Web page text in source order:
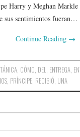
Harry y Meghan
sus sentimientos fueran…
Continue Reading →
, CÓMO, DEL, ENTREGA,
, PRÍNCIPE, RECIBIÓ, UNA